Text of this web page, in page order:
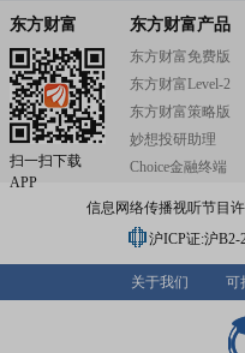
东方财富
扫一扫下载
APP
东方财富产品
东方财富免费版
东方财富Level-2
东方财富策略版
妙想投研助理
Choice金融终端
信息网络传播视听节目
沪ICP证:沪B2-
关于我们 可